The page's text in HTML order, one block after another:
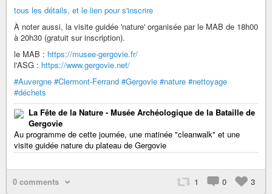
tous les détails, et le lien pour s'inscrire
À noter aussi, la visite guidée 'nature' organisée par le MAB de 18h00
à 20h30 (gratuit sur inscription).
le MAB : https://musee-gergovie.fr/
l'ASG : https://www.gergovie.net/
#Auvergne #Clermont-Ferrand #Gergovie #nature #nettoyage
#déchets
La Fête de la Nature - Musée Archéologique de la Bataille de
Gergovie
Au programme de cette journée, une matinée "cleanwalk" et une
visite guidée nature du plateau de Gergovie
0 comments 1 0 3